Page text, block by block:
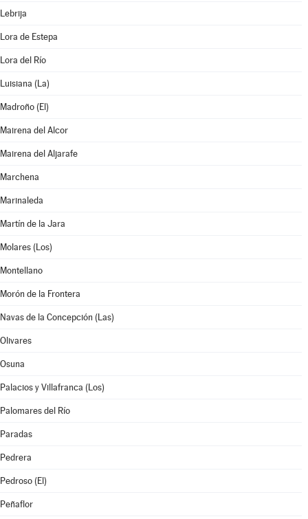
Lebrija
Lora de Estepa
Lora del Río
Luisiana (La)
Madroño (El)
Mairena del Alcor
Mairena del Aljarafe
Marchena
Marinaleda
Martín de la Jara
Molares (Los)
Montellano
Morón de la Frontera
Navas de la Concepción (Las)
Olivares
Osuna
Palacios y Villafranca (Los)
Palomares del Río
Paradas
Pedrera
Pedroso (El)
Peñaflor